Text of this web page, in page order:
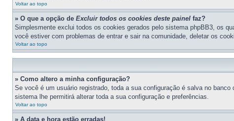
Voltar ao topo
» O que a opção de Excluir todos os cookies deste painel faz?
Simplesmente exclui todos os cookies gerados pelo sistema phpBB3, os
você estiver com problemas de entrar e sair na comunidade, deletar os
Voltar ao topo
» Como altero a minha configuração?
Se você é um usuário registrado, toda a sua configuração é salva no
sistema lhe permitirá alterar toda a sua configuração e preferências.
Voltar ao topo
» A data e hora estão erradas!